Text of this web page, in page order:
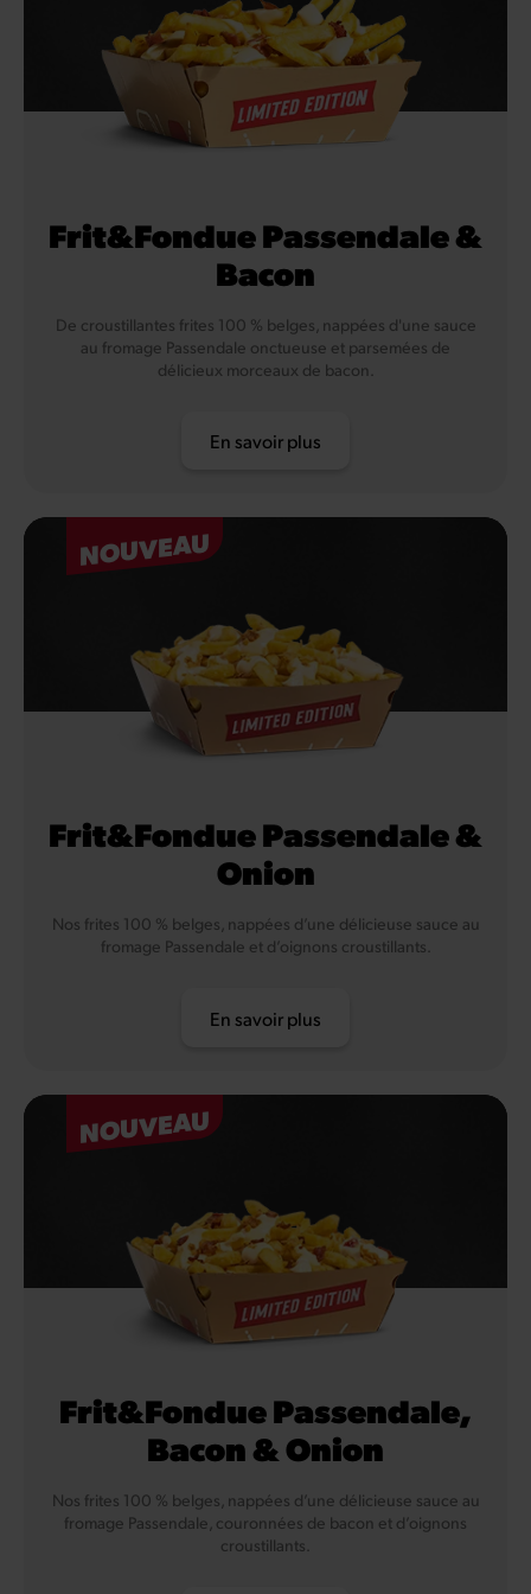
Frit&Fondue Passendale &
Bacon
De croustillantes frites 100 % belges, nappées d'une sauce
au fromage Passendale onctueuse et parsemées de
délicieux morceaux de bacon.
En savoir plus
NOUVEAU
Frit&Fondue Passendale &
Onion
Nos frites 100 % belges, nappées d’une délicieuse sauce au
fromage Passendale et d’oignons croustillants.
En savoir plus
NOUVEAU
Frit&Fondue Passendale,
Bacon & Onion
Nos frites 100 % belges, nappées d’une délicieuse sauce au
fromage Passendale, couronnées de bacon et d’oignons
croustillants.